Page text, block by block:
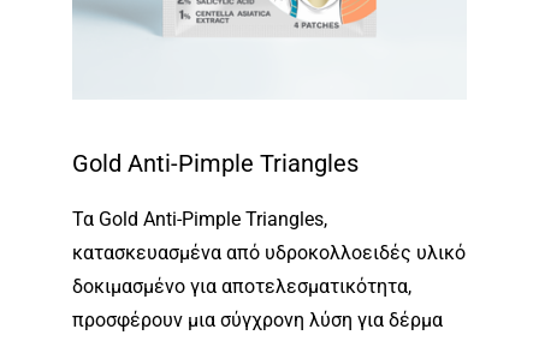
Gold Anti-Pimple Triangles
Τα Gold Anti-Pimple Triangles,
κατασκευασμένα από υδροκολλοειδές υλικό
δοκιμασμένο για αποτελεσματικότητα,
προσφέρουν μια σύγχρονη λύση για δέρμα